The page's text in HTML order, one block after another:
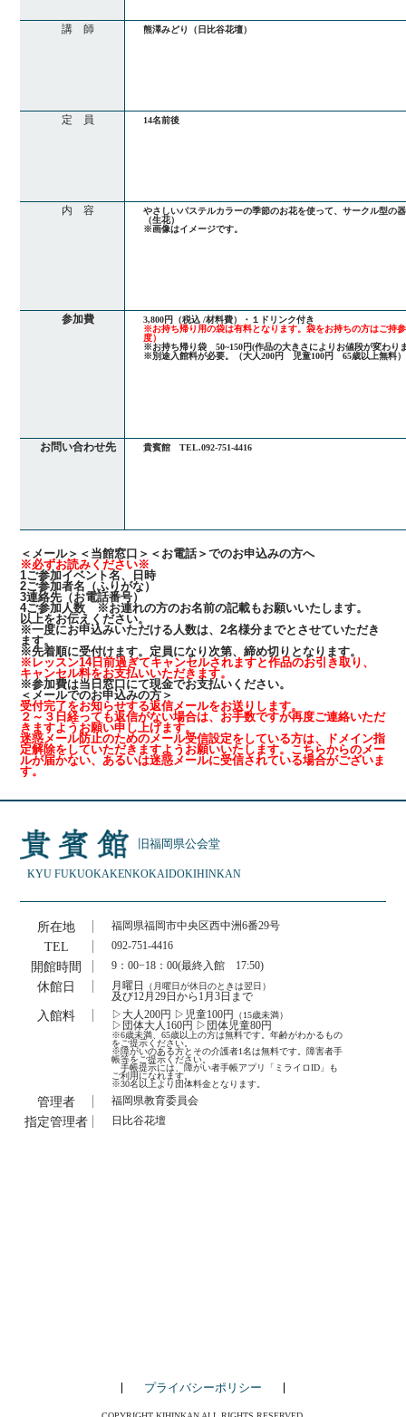
講 師 熊澤みどり（日比谷花壇）
定 員 14名前後
内 容
やさしいパステルカラーの季節のお花を使って、サークル型の
（生花）
※画像はイメージです。
参加費
3,800円（税込 /材料費）・１ドリンク付き
※お持ち帰り用の袋は有料となります。袋をお持ちの方はご持
度）
※お持ち帰り袋 50~150円(作品の大きさによりお値段が変わり
※別途入館料が必要。（大人200円 児童100円 65歳以上無料）
お問い合わせ先 貴賓館 TEL.092-751-4416
＜メール＞＜当館窓口＞＜お電話＞でのお申込みの方へ
※必ずお読みください※
1ご参加イベント名、日時
2ご参加者名（ふりがな）
3連絡先（お電話番号）
4ご参加人数 ※お連れの方のお名前の記載もお願いいたします。
以上をお伝えください。
※一度にお申込みいただける人数は、2名様分までとさせていただき
ます。
※先着順に受付けます。定員になり次第、締め切りとなります。
※レッスン14日前過ぎてキャンセルされますと作品のお引き取り、
キャンセル料をお支払いいただきます。
※参加費は当日窓口にて現金でお支払いください。
＜メールでのお申込みの方＞
受付完了をお知らせする返信メールをお送りします。
２～３日経っても返信がない場合は、お手数ですが再度ご連絡いただ
きますようお願い申し上げます。
迷惑メール防止のためのメール受信設定をしている方は、ドメイン指
定解除をしていただきますようお願いいたします。こちらからのメー
ルが届かない、あるいは迷惑メールに受信されている場合がございま
す。
旧福岡県公会堂
KYU FUKUOKAKENKOKAIDOKIHINKAN
所在地 福岡県福岡市中央区西中洲6番29号
TEL 092-751-4416
開館時間 9：00−18：00(最終入館 17:50)
休館日 月曜日 （月曜日が休日のときは翌日）
及び12月29日から1月3日まで
入館料 ▷大人200円 ▷児童100円 （15歳未満）
▷団体大人160円 ▷団体児童80円
※6歳未満、65歳以上の方は無料です。年齢がわかるもの
をご提示ください。
※障がいのある方とその介護者1名は無料です。障害者手
帳等をご提示ください。
手帳提示には、障がい者手帳アプリ「ミライロID」も
ご利用になれます。
※30名以上より団体料金となります。
管理者 福岡県教育委員会
指定管理者 日比谷花壇
プライバシーポリシー